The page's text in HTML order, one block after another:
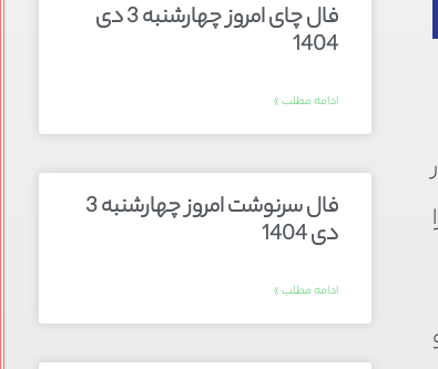
فال چای امروز چهارشنبه 3 دی
1404
ادامه مطلب »
فال سرنوشت امروز چهارشنبه 3
دی 1404
ادامه مطلب »